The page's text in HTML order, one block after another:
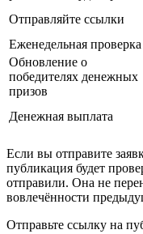
Отправляйте ссылки
Еженедельная проверка
Обновление о
победителях денежных
призов
Денежная выплата
Если вы отправите
публикация будет
отправили. Она не
вовлечённости
Отправьте ссылку на